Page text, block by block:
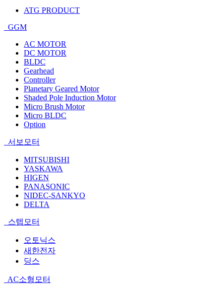
ATG PRODUCT
GGM
AC MOTOR
DC MOTOR
BLDC
Gearhead
Controller
Planetary Geared Motor
Shaded Pole Induction Motor
Micro Brush Motor
Micro BLDC
Option
서보모터
MITSUBISHI
YASKAWA
HIGEN
PANASONIC
NIDEC-SANKYO
DELTA
스텝모터
오토닉스
새한전자
딩스
AC소형모터